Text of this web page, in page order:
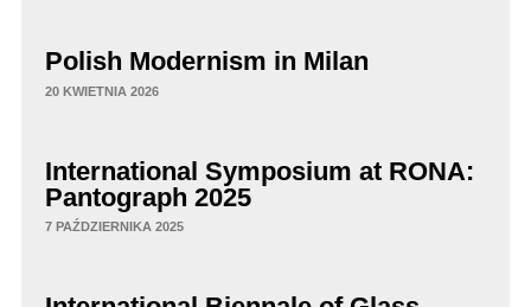
Polish Modernism in Milan
20 KWIETNIA 2026
International Symposium at RONA:
Pantograph 2025
7 PAŹDZIERNIKA 2025